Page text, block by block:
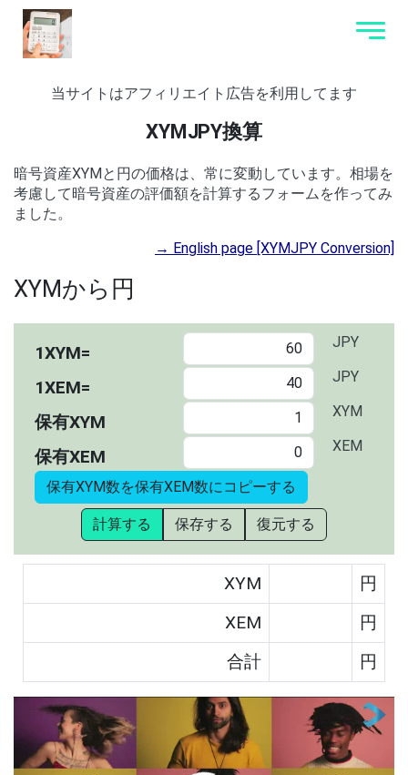
当サイトはアフィリエイト広告を利用してます
XYMJPY換算
暗号資産XYMと円の価格は、常に変動しています。相場を
考慮して暗号資産の評価額を計算するフォームを作ってみ
ました。
→ English page [XYMJPY Conversion]
XYMから円
1XYM=
JPY
1XEM=
JPY
保有XYM
XYM
保有XEM
XEM
保有XYM数を保有XEM数にコピーする
計算する 保存する 復元する
XYM
円
XEM
円
合計
円